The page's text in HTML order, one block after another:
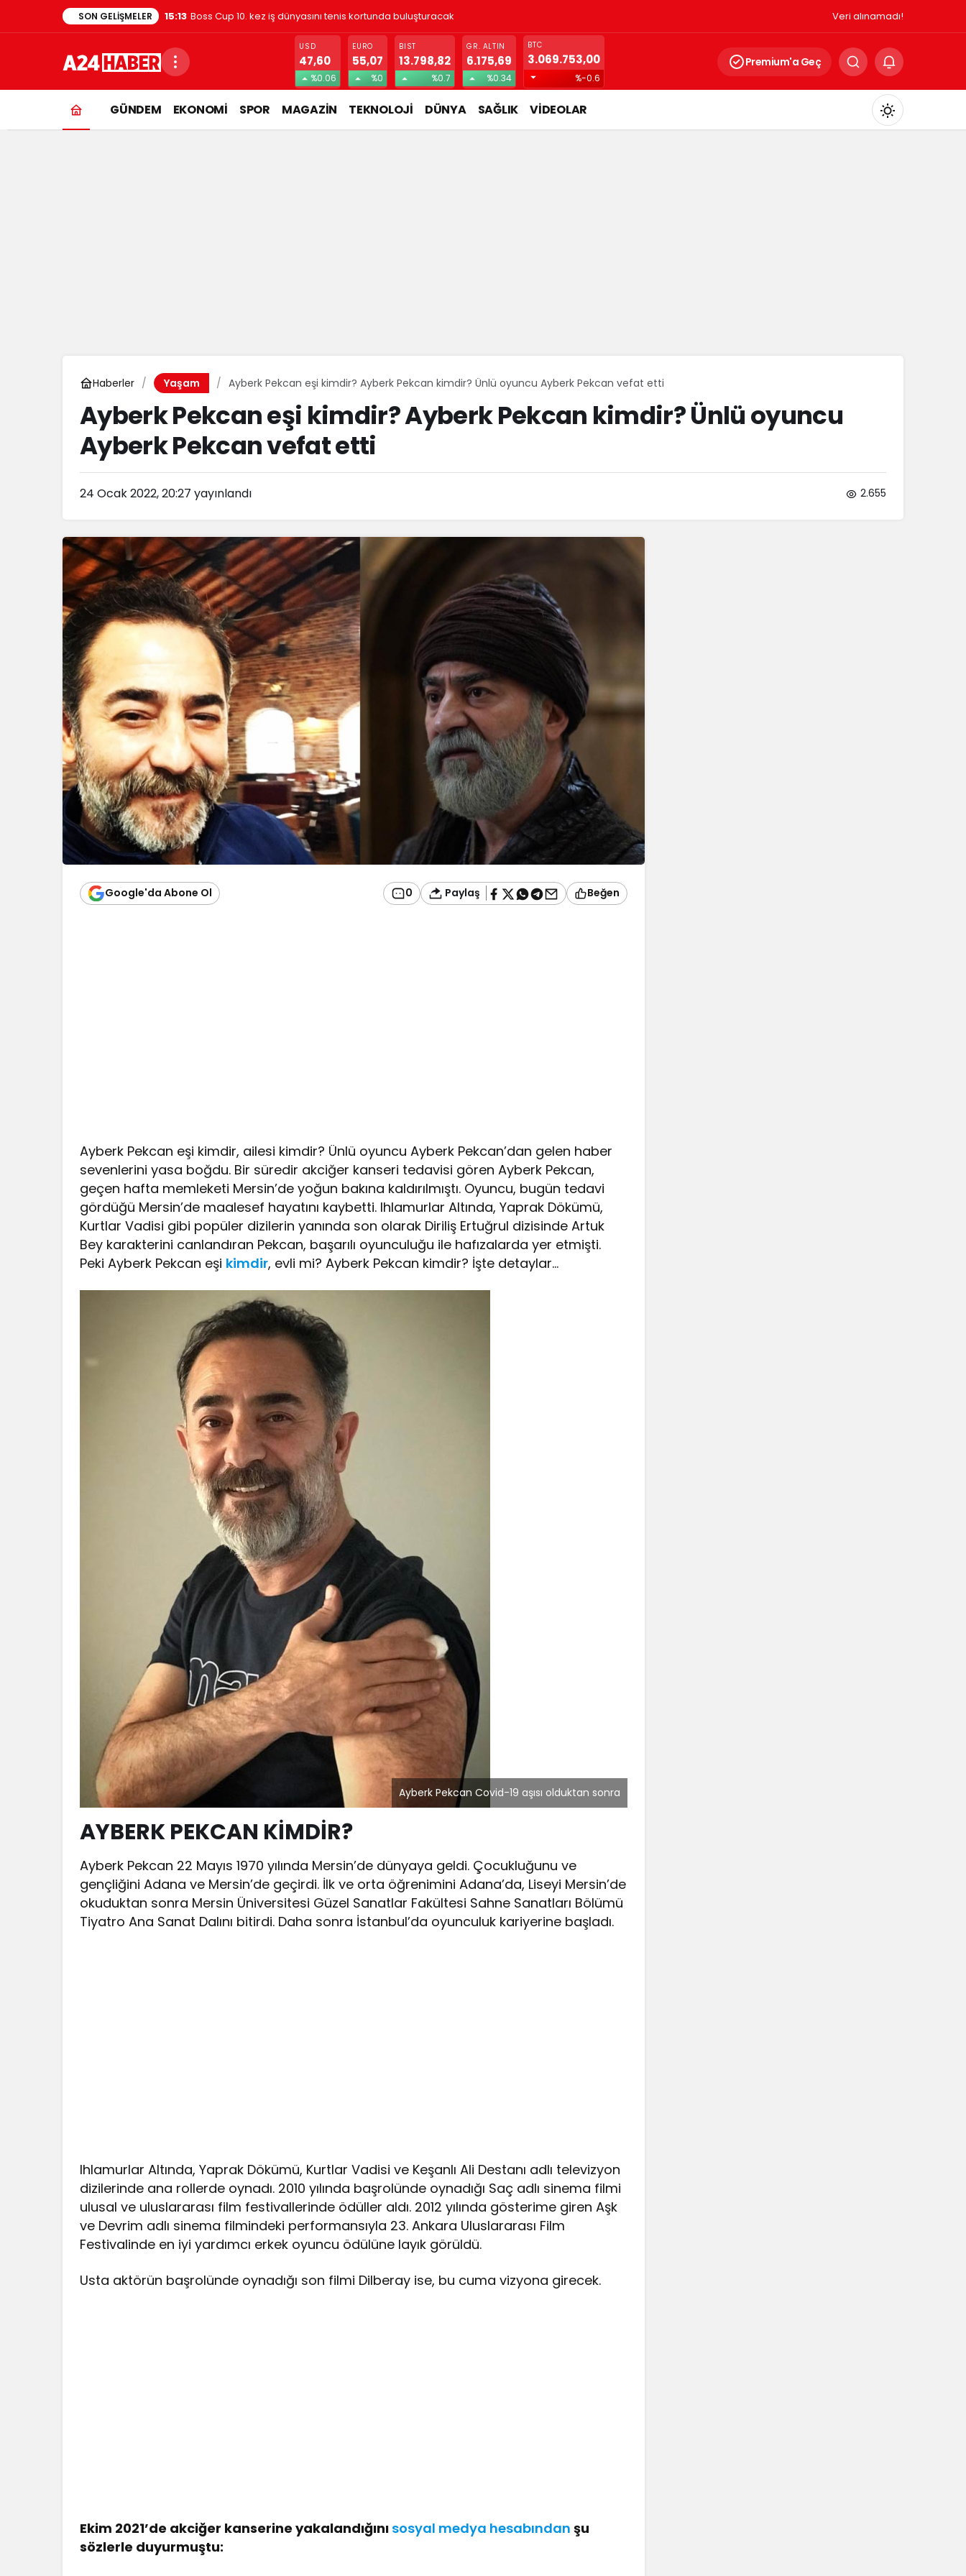
SON GELIŞMELER 15:13 Boss Cup 10. kez iş dünyasını tenis kortunda buluşturacak Veri alınamadı!
USD
47,60
%0.06
EURO
55,07
%0
BIST
13.798,82
%0.7
GR. ALTIN
6.175,69
%0.34
BTC
3.069.753,00
%-0.6
Premium'a Geç
GÜNDEM EKONOMİ SPOR MAGAZİN TEKNOLOJİ DÜNYA SAĞLIK VİDEOLAR
Mod
Haberler Yaşam Ayberk Pekcan eşi kimdir? Ayberk Pekcan kimdir? Ünlü oyuncu Ayberk Pekcan vefat etti
Ayberk Pekcan eşi kimdir? Ayberk Pekcan kimdir? Ünlü oyuncu
Ayberk Pekcan vefat etti
24 Ocak 2022, 20:27 yayınlandı 2.655
Google'da Abone Ol 0 Paylaş Beğen
Ayberk Pekcan eşi kimdir, ailesi kimdir? Ünlü oyuncu Ayberk Pekcan’dan gelen haber
sevenlerini yasa boğdu. Bir süredir akciğer kanseri tedavisi gören Ayberk Pekcan,
geçen hafta memleketi Mersin’de yoğun bakına kaldırılmıştı. Oyuncu, bugün tedavi
gördüğü Mersin’de maalesef hayatını kaybetti. Ihlamurlar Altında, Yaprak Dökümü,
Kurtlar Vadisi gibi popüler dizilerin yanında son olarak Diriliş Ertuğrul dizisinde Artuk
Bey karakterini canlandıran Pekcan, başarılı oyunculuğu ile hafızalarda yer etmişti.
Peki Ayberk Pekcan eşi kimdir, evli mi? Ayberk Pekcan kimdir? İşte detaylar…
Ayberk Pekcan Covid-19 aşısı olduktan sonra
AYBERK PEKCAN KİMDİR?
Ayberk Pekcan 22 Mayıs 1970 yılında Mersin’de dünyaya geldi. Çocukluğunu ve
gençliğini Adana ve Mersin’de geçirdi. İlk ve orta öğrenimini Adana’da, Liseyi Mersin’de
okuduktan sonra Mersin Üniversitesi Güzel Sanatlar Fakültesi Sahne Sanatları Bölümü
Tiyatro Ana Sanat Dalını bitirdi. Daha sonra İstanbul’da oyunculuk kariyerine başladı.
Ihlamurlar Altında, Yaprak Dökümü, Kurtlar Vadisi ve Keşanlı Ali Destanı adlı televizyon
dizilerinde ana rollerde oynadı. 2010 yılında başrolünde oynadığı Saç adlı sinema filmi
ulusal ve uluslararası film festivallerinde ödüller aldı. 2012 yılında gösterime giren Aşk
ve Devrim adlı sinema filmindeki performansıyla 23. Ankara Uluslararası Film
Festivalinde en iyi yardımcı erkek oyuncu ödülüne layık görüldü.
Usta aktörün başrolünde oynadığı son filmi Dilberay ise, bu cuma vizyona girecek.
Ekim 2021’de akciğer kanserine yakalandığını sosyal medya hesabından şu
sözlerle duyurmuştu: